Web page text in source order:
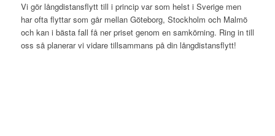
Vi gör långdistansflytt till i princip var som helst i Sverige men
har ofta flyttar som går mellan Göteborg, Stockholm och Malmö
och kan i bästa fall få ner priset genom en samkörning. Ring in till
oss så planerar vi vidare tillsammans på din långdistansflytt!